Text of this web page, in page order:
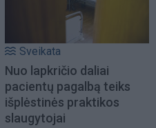
Sveikata
Nuo lapkričio daliai
pacientų pagalbą teiks
išplėstinės praktikos
slaugytojai